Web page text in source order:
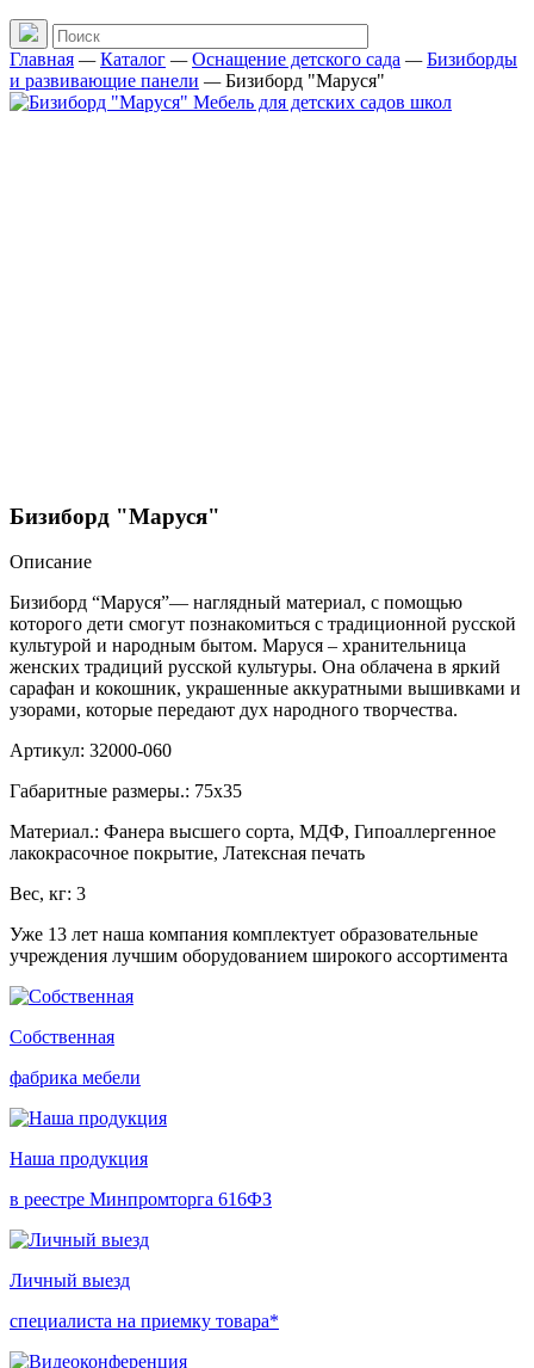
Главная —Каталог —Оснащение детского сада —Бизиборды
и развивающие панели —Бизиборд "Маруся"
Бизиборд "Маруся"
Описание
Бизиборд “Маруся”— наглядный материал, с помощью
которого дети смогут познакомиться с традиционной русской
культурой и народным бытом. Маруся – хранительница
женских традиций русской культуры. Она облачена в яркий
сарафан и кокошник, украшенные аккуратными вышивками и
узорами, которые передают дух народного творчества.
Артикул: 32000-060
Габаритные размеры.: 75х35
Материал.: Фанера высшего сорта, МДФ, Гипоаллергенное
лакокрасочное покрытие, Латексная печать
Вес, кг: 3
Уже 13 лет наша компания комплектует образовательные
учреждения лучшим оборудованием широкого ассортимента
Собственная
фабрика мебели
Наша продукция
в реестре Минпромторга 616ФЗ
Личный выезд
специалиста на приемку товара*